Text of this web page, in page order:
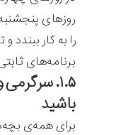
روزهای
را به کار
برنامه‌های
۱.۵.
باشید
برای همه‌ی